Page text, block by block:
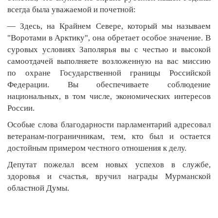
всегда была уважаемой и почетной:
— Здесь, на Крайнем Севере, который мы называем
"Воротами в Арктику", она обретает особое значение. В
суровых условиях Заполярья вы с честью и высокой
самоотдачей выполняете возложенную на вас миссию
по охране Государственной границы Российской
Федерации. Вы обеспечиваете соблюдение
национальных, в том числе, экономических интересов
России.
Особые слова благодарности парламентарий адресовал
ветеранам-пограничникам, тем, кто был и остается
достойным примером честного отношения к делу.
Депутат пожелал всем новых успехов в службе,
здоровья и счастья, вручил награды Мурманской
областной Думы.